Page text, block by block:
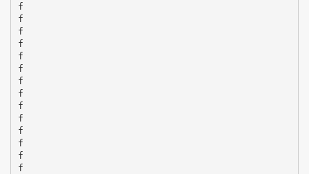
f
f
f
f
f
f
f
f
f
f
f
f
f
f